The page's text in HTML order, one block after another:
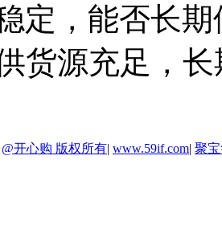
定，能否长期
货源充足，
@开心购 版权所有| www.59if.com| 聚